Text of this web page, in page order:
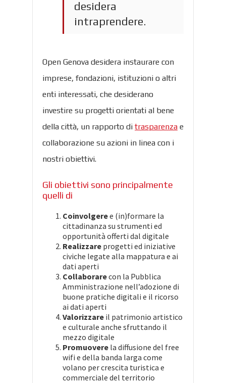
desidera
intraprendere.
Open Genova desidera instaurare con
imprese, fondazioni, istituzioni o altri
enti interessati, che desiderano
investire su progetti orientati al bene
della città, un rapporto di trasparenza e
collaborazione su azioni in linea con i
nostri obiettivi.
Gli obiettivi sono principalmente
quelli di
Coinvolgeree (in)formare la
cittadinanza su strumenti ed
opportunità offerti dal digitale
Realizzare progetti ed iniziative
civiche legate alla mappatura e ai
dati aperti
Collaborarecon la Pubblica
Amministrazione nell’adozione di
buone pratiche digitali e il ricorso
ai dati aperti
Valorizzare il patrimonio artistico
e culturale anche sfruttando il
mezzo digitale
Promuovere la diffusione del free
wifi e della banda larga come
volano per crescita turistica e
commerciale del territorio